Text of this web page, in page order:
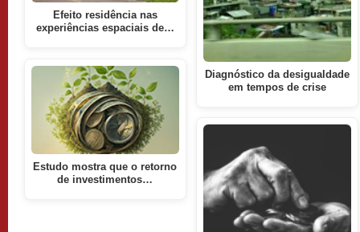
Efeito residência nas
experiências espaciais de…
Estudo mostra que o retorno
de investimentos…
Diagnóstico da desigualdade
em tempos de crise